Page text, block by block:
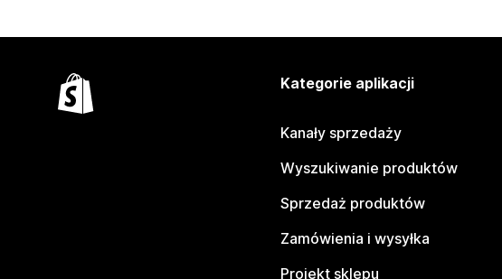
Kategorie aplikacji
Kanały sprzedaży
Wyszukiwanie produktów
Sprzedaż produktów
Zamówienia i wysyłka
Projekt sklepu